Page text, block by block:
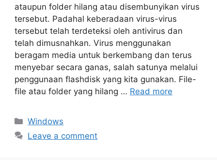
ataupun folder hilang atau disembunyikan virus
tersebut. Padahal keberadaan virus-virus
tersebut telah terdeteksi oleh antivirus dan
telah dimusnahkan. Virus menggunakan
beragam media untuk berkembang dan terus
menyebar secara ganas, salah satunya melalui
penggunaan flashdisk yang kita gunakan. File-
file atau folder yang hilang … Read more
Categories
Windows
Leave a comment